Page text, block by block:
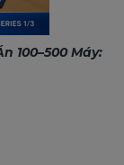
100–500 Máy: